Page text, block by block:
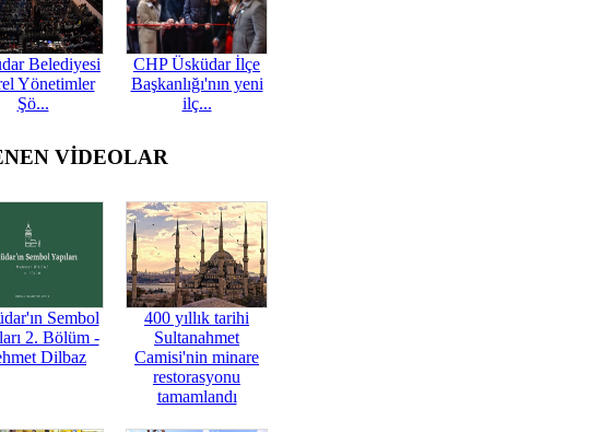
Belediyesi
Yönetimler
Şö...
CHP Üsküdar İlçe
Başkanlığı'nın yeni
ilç...
VİDEOLAR
Sembol
2. Bölüm -
Dilbaz
400 yıllık tarihi
Sultanahmet
Camisi'nin minare
restorasyonu
tamamlandı